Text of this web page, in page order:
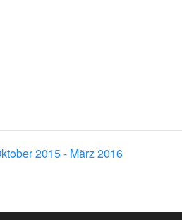
2015 - März 2016